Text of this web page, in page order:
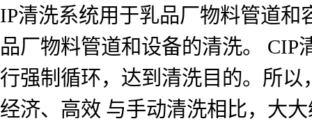
IP清洗系统用于乳品厂物料管道
品厂物料管道和设备的清洗。
行强制循环，达到清洗目的。所
经济、高效 与手动清洗相比，大